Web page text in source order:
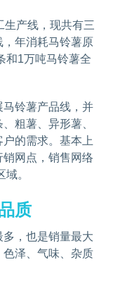
生产线，现共有三
年消耗马铃薯原
和1万吨马铃薯全
铃薯产品线，并
粗薯、异形薯、
的需求。基本上
网点，销售网络
。
质
，也是销量最大
泽、气味、杂质